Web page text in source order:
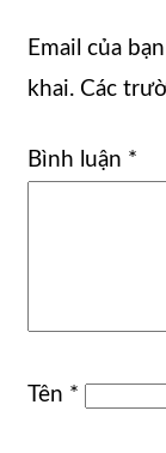
Email của
khai. Các
Bình luận *
Tên *